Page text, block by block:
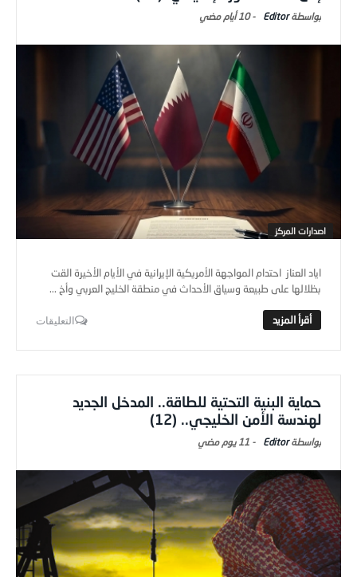
Editor
-10 أيام ‎مضي
اصدارات المركز
اياد العناز احتدام المواجهة الأمريكية الإيرانية في الأيام الأخيرة القت
بظلالها على طبيعة وسياق الأحداث في منطقة الخليج العربي وأخ ...
التعليقات
حماية البنية التحتية للطاقة.. المدخل الجديد
لهندسة الأمن الخليجي.. (12)
Editor
- 11 يوم ‎مضي